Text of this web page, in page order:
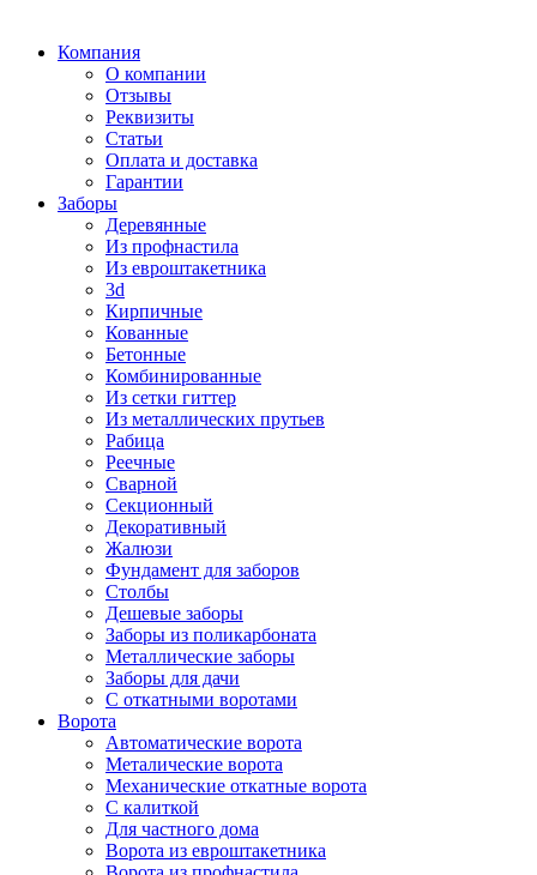
Компания
О компании
Отзывы
Реквизиты
Статьи
Оплата и доставка
Гарантии
Заборы
Деревянные
Из профнастила
Из евроштакетника
3d
Кирпичные
Кованные
Бетонные
Комбинированные
Из сетки гиттер
Из металлических прутьев
Рабица
Реечные
Сварной
Секционный
Декоративный
Жалюзи
Фундамент для заборов
Столбы
Дешевые заборы
Заборы из поликарбоната
Металлические заборы
Заборы для дачи
С откатными воротами
Ворота
Автоматические ворота
Металические ворота
Механические откатные ворота
С калиткой
Для частного дома
Ворота из евроштакетника